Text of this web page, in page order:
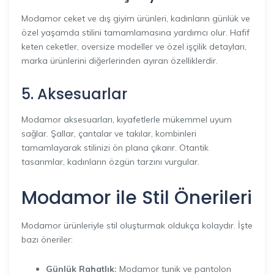
Modamor ceket ve dış giyim ürünleri, kadınların günlük ve
özel yaşamda stilini tamamlamasına yardımcı olur. Hafif
keten ceketler, oversize modeller ve özel işçilik detayları,
marka ürünlerini diğerlerinden ayıran özelliklerdir.
5. Aksesuarlar
Modamor aksesuarları, kıyafetlerle mükemmel uyum
sağlar. Şallar, çantalar ve takılar, kombinleri
tamamlayarak stilinizi ön plana çıkarır. Otantik
tasarımlar, kadınların özgün tarzını vurgular.
Modamor ile Stil Önerileri
Modamor ürünleriyle stil oluşturmak oldukça kolaydır. İşte
bazı öneriler:
Günlük Rahatlık: Modamor tunik ve pantolon